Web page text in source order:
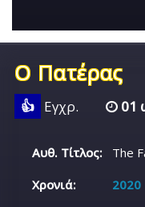
Ο Πατέρας
👍 Εγχρ. 01
Αυθ. Τίτλος:
The
Χρονιά:
2020